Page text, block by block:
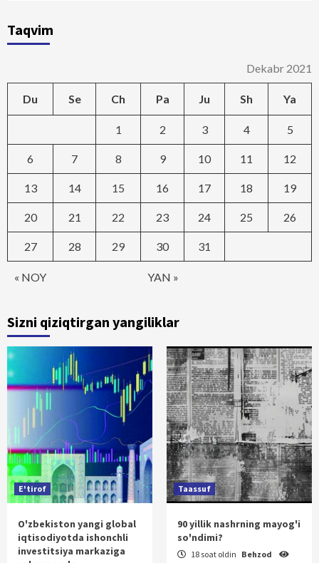
Taqvim
Dekabr 2021
Du Se Ch Pa Ju Sh Ya
« NOY YAN »
1 2 3 4 5
6 7 8 9 10 11 12
13 14 15 16 17 18 19
20 21 22 23 24 25 26
27 28 29 30 31
Sizni qiziqtirgan yangiliklar
E'tirof
O'zbekiston yangi global
iqtisodiyotda ishonchli
investitsiya markaziga
Taassuf
90 yillik nashrning mayog'i
so'ndimi?
18 soat oldin Behzod